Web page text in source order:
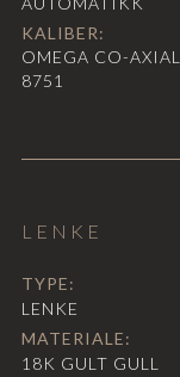
KALIBER:
OMEGA CO-
8751
LENKE
TYPE:
LENKE
MATERIALE:
18K GULT GULL